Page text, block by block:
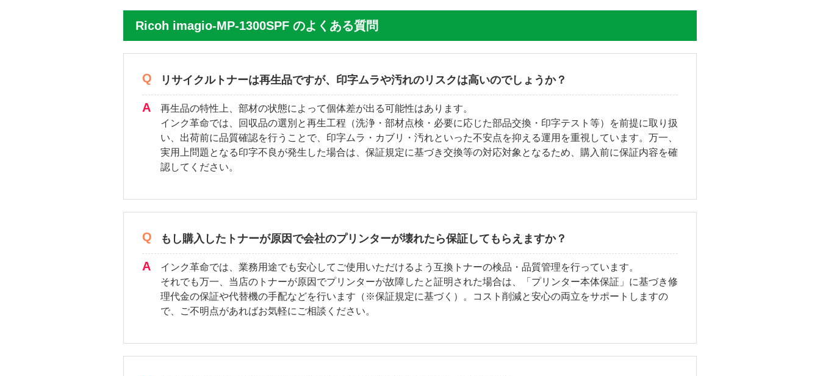
Ricoh imagio-MP-1300SPF のよくある質問
リサイクルトナーは再生品ですが、印字ムラや汚れのリスクは高いのでしょうか？
再生品の特性上、部材の状態によって個体差が出る可能性はあります。
インク革命では、回収品の選別と再生工程（洗浄・部材点検・必要に応じた部品交換・印字テスト等）を前提に取り扱
い、出荷前に品質確認を行うことで、印字ムラ・カブリ・汚れといった不安点を抑える運用を重視しています。万一、
実用上問題となる印字不良が発生した場合は、保証規定に基づき交換等の対応対象となるため、購入前に保証内容を確
認してください。
もし購入したトナーが原因で会社のプリンターが壊れたら保証してもらえますか？
インク革命では、業務用途でも安心してご使用いただけるよう互換トナーの検品・品質管理を行っています。
それでも万一、当店のトナーが原因でプリンターが故障したと証明された場合は、「プリンター本体保証」に基づき修
理代金の保証や代替機の手配などを行います（※保証規定に基づく）。コスト削減と安心の両立をサポートしますの
で、ご不明点があればお気軽にご相談ください。